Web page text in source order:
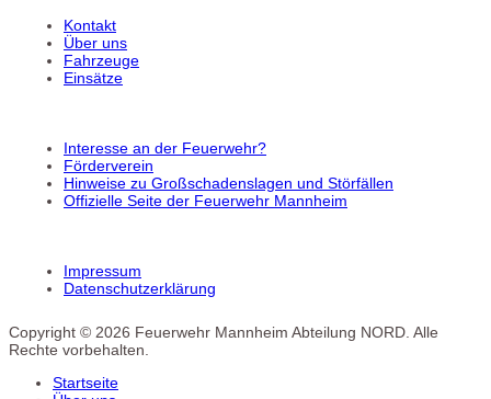
Kontakt
Über uns
Fahrzeuge
Einsätze
Interesse an der Feuerwehr?
Förderverein
Hinweise zu Großschadenslagen und Störfällen
Offizielle Seite der Feuerwehr Mannheim
Impressum
Datenschutzerklärung
Copyright © 2026 Feuerwehr Mannheim Abteilung NORD. Alle
Rechte vorbehalten.
Startseite